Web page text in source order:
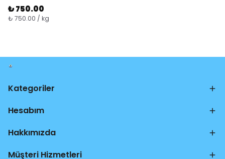
₺ 750.00
₺ 750.00 / kg
Kategoriler
Hesabım
Hakkımızda
Müşteri Hizmetleri